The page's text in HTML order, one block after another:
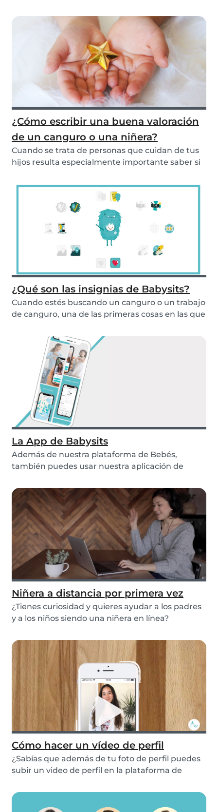
¿Cómo escribir una buena valoración
de un canguro o una niñera?
Cuando se trata de personas que cuidan de tus
hijos resulta especialmente importante saber si
¿Qué son las insignias de Babysits?
Cuando estés buscando un canguro o un trabajo
de canguro, una de las primeras cosas en las que
La App de Babysits
Además de nuestra plataforma de Bebés,
también puedes usar nuestra aplicación de
Niñera a distancia por primera vez
¿Tienes curiosidad y quieres ayudar a los padres
y a los niños siendo una niñera en línea?
Cómo hacer un vídeo de perfil
¿Sabías que además de tu foto de perfil puedes
subir un video de perfil en la plataforma de